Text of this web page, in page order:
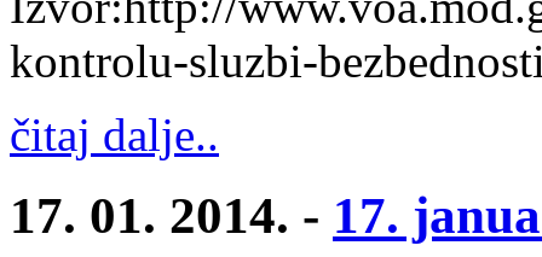
kontrolu-sluzbi-
čitaj dalje..
17. 01. 2014. - 17.